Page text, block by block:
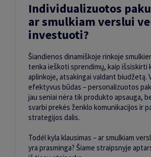
Individualizuotos
ar smulkiam verslui
investuoti?
Šiandienos dinamiškoje rinkoje
tenka ieškoti sprendimų, kaip išsiskirti
aplinkoje, atsakingai valdant biudžetą.
efektyvus būdas – personalizuotos
jau seniai nėra tik produkto apsauga,
svarbi prekės ženklo komunikacijos ir
strategijos dalis.
Todėl kyla klausimas – ar smulkiam
yra prasminga? Šiame straipsnyje